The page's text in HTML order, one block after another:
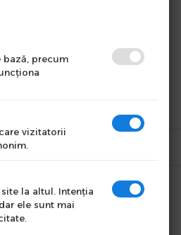
precum
vizitatorii
la altul. Intenţia
ele sunt mai